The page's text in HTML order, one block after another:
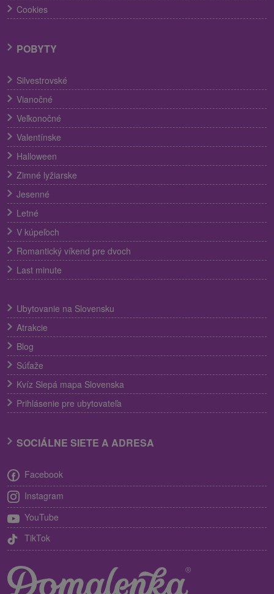
Cookies
POBYTY
Silvestrovské
Vianočné
Veľkonočné
Valentínske
Halloween
Zimné lyžiarske
Jesenné
Letné
V kúpeľoch
Romantický víkend pre dvoch
Last minute
Ubytovanie na Slovensku
Atrakcie
Blog
Súťaže
Kvíz Slepá mapa Slovenska
Prihlásenie pre ubytovateľa
SOCIÁLNE SIETE A ADRESA
Facebook
Instagram
YouTube
TikTok